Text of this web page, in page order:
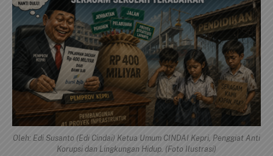
Oleh: Edi Susanto (Edi Cindai) Ketua Umum CINDAI Kepri, Penggiat Anti
Korupsi dan Lingkungan Hidup. (Foto Ilustrasi)